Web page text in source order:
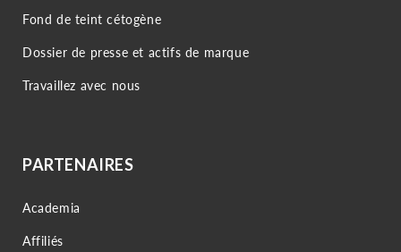
Fond de teint cétogène
Dossier de presse et actifs de marque
Travaillez avec nous
PARTENAIRES
Academia
Affiliés